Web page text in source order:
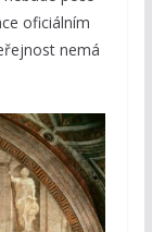
oficiálním
nemá